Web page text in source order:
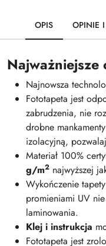
OPIS OPINIE
Najnowsza
Fototapeta jest
zabrudzenia, nie
drobne
izolacyjną,
Materiał 100%
g/m2 najwyższej
Wykończenie
promieniami UV
laminowania.
Klej i instrukcja
Fototapeta jest